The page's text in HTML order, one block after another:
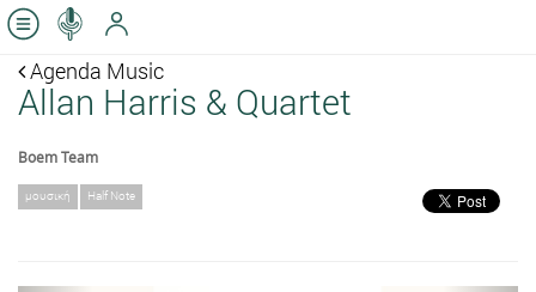
Agenda Music
Allan Harris & Quartet
Boem Team
μουσική Half Note